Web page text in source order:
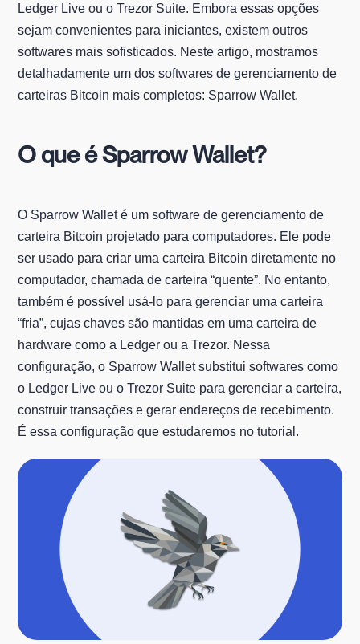
Ledger Live ou o Trezor Suite. Embora essas opções
sejam convenientes para iniciantes, existem outros
softwares mais sofisticados. Neste artigo, mostramos
detalhadamente um dos softwares de gerenciamento de
carteiras Bitcoin mais completos: Sparrow Wallet.
O que é Sparrow Wallet?
O Sparrow Wallet é um software de gerenciamento de
carteira Bitcoin projetado para computadores. Ele pode
ser usado para criar uma carteira Bitcoin diretamente no
computador, chamada de carteira “quente”. No entanto,
também é possível usá-lo para gerenciar uma carteira
“fria”, cujas chaves são mantidas em uma carteira de
hardware como a Ledger ou a Trezor. Nessa
configuração, o Sparrow Wallet substitui softwares como
o Ledger Live ou o Trezor Suite para gerenciar a carteira,
construir transações e gerar endereços de recebimento.
É essa configuração que estudaremos no tutorial.